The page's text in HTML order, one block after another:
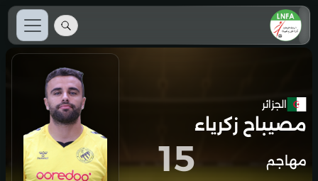
الجزائر
مصيباح زكرياء
مهاجم 15